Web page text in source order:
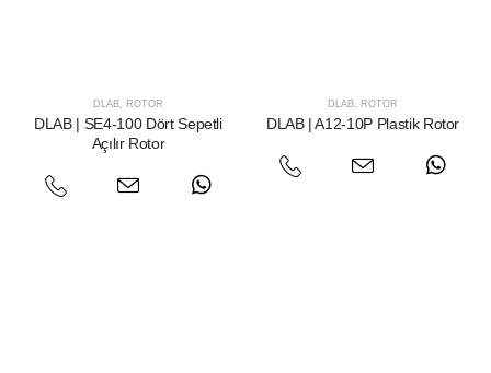
DLAB, ROTOR
DLAB | SE4-100 Dört Sepetli
Açılır Rotor
DLAB, ROTOR
DLAB | A12-10P Plastik Rotor